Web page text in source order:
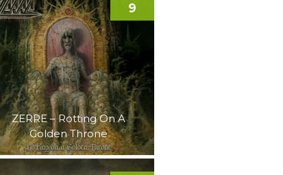
ZERRE – Rotting On A
Golden Throne
9